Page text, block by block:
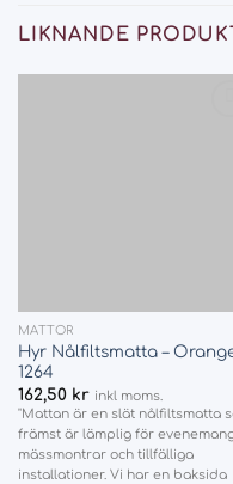
LIKNANDE
MATTOR
Hyr Nålfiltsmatta –
1264
162,50 kr inkl moms.
"Mattan är en slät nålfiltsmatta
främst är lämplig för
mässmontrar och tillfälliga
installationer. Vi har en baksida